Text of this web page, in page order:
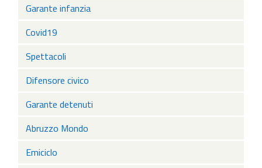
Garante infanzia
Covid19
Spettacoli
Difensore civico
Garante detenuti
Abruzzo Mondo
Emiciclo